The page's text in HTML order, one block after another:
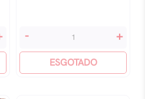
Evidencias
Traição
- +
ESGOTADO